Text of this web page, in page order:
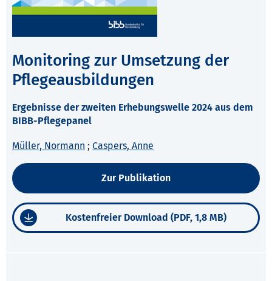
Monitoring zur Umsetzung der
Pflegeausbildungen
Ergebnisse der zweiten Erhebungswelle 2024 aus dem
BIBB-Pflegepanel
Müller, Normann ; Caspers, Anne
Zur Publikation
Kostenfreier Download (PDF, 1,8 MB)